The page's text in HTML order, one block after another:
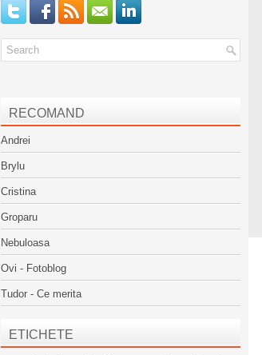
RECOMAND
Andrei
Brylu
Cristina
Groparu
Nebuloasa
Ovi - Fotoblog
Tudor - Ce merita
ETICHETE